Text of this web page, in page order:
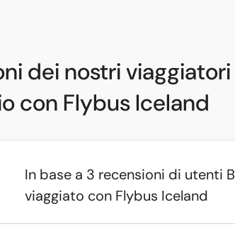
dei nostri viaggiatori
con Flybus Iceland
In base a 3 recensioni di utenti
viaggiato con Flybus Iceland